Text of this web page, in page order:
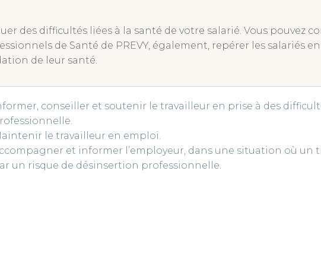
des difficultés liées à la santé de votre salarié. Vous pouvez
de Santé de PREVY, également, repérer les salariés
de leur santé.
conseiller et soutenir le travailleur en prise à des
le travailleur en emploi.
et informer l’employeur, dans une situation où un
un risque de désinsertion professionnelle.